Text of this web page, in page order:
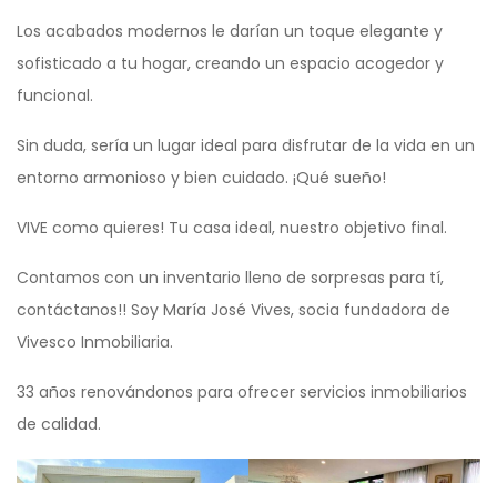
Los acabados modernos le darían un toque elegante y
sofisticado a tu hogar, creando un espacio acogedor y
funcional.
Sin duda, sería un lugar ideal para disfrutar de la vida en un
entorno armonioso y bien cuidado. ¡Qué sueño!
VIVE como quieres! Tu casa ideal, nuestro objetivo final.
Contamos con un inventario lleno de sorpresas para tí,
contáctanos!! Soy María José Vives, socia fundadora de
Vivesco Inmobiliaria.
33 años renovándonos para ofrecer servicios inmobiliarios
de calidad.